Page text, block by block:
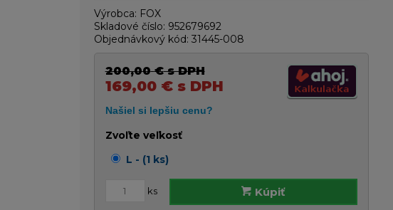
Výrobca: FOX
Skladové číslo: 952679692
Objednávkový kód: 31445-008
200,00 €s DPH
169,00 €s DPH
Zvoľte veľkosť
L - (1 ks)
ks Kúpiť